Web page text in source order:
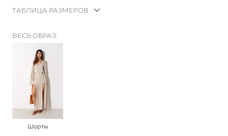
ТАБЛИЦА РАЗМЕРОВ
ВЕСЬ ОБРАЗ:
Шорты